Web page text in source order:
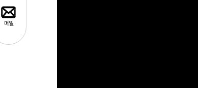
메일